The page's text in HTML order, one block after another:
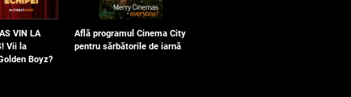
VIN LA
Vii la
Boyz?
Află programul Cinema City
pentru sărbătorile de iarnă